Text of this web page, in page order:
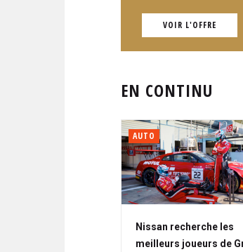
VOIR L'OFFRE
EN CONTINU
AUTO
Nissan recherche les
meilleurs joueurs de